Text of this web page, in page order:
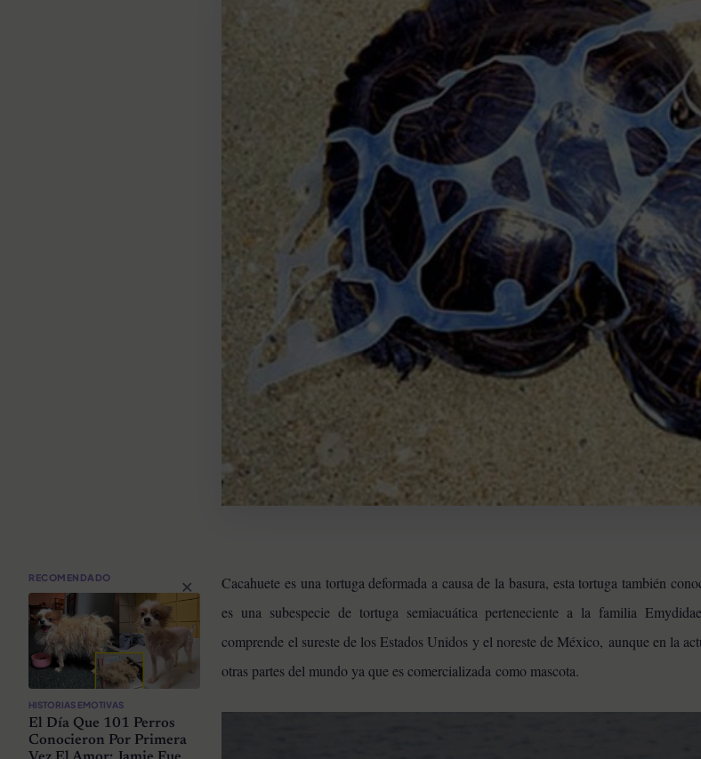
×
RECOMENDADO
HISTORIAS EMOTIVAS
El Día Que 101 Perros
Conocieron Por Primera
Cacahuete es una tortuga deformada a causa de la basura, esta tortuga también
es una subespecie de tortuga semiacuática perteneciente a la familia
comprende el sureste de los Estados Unidos y el noreste de México, aunque en la
otras partes del mundo ya que es comercializada como mascota.